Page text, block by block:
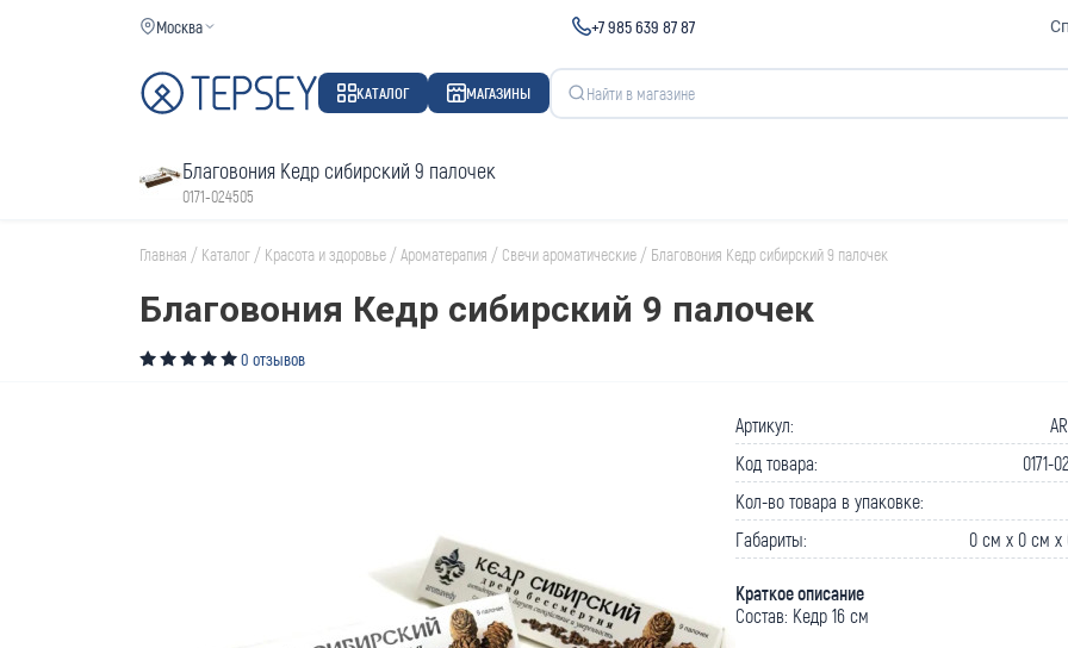
Москва +7 985 639 87 87
КАТАЛОГ МАГАЗИНЫ
Благовония Кедр сибирский 9 палочек
0171-024505
Главная / Каталог / Красота и здоровье /Ароматерапия / Свечи ароматические / Благовония Кедр сибирский 9 палочек
Благовония Кедр сибирский 9 палочек
0 отзывов
Артикул:
Код товара:
0171-
Кол-во товара в упаковке:
Габариты:
0 cм x 0 cм x
Краткое описание
Состав: Кедр 16 см